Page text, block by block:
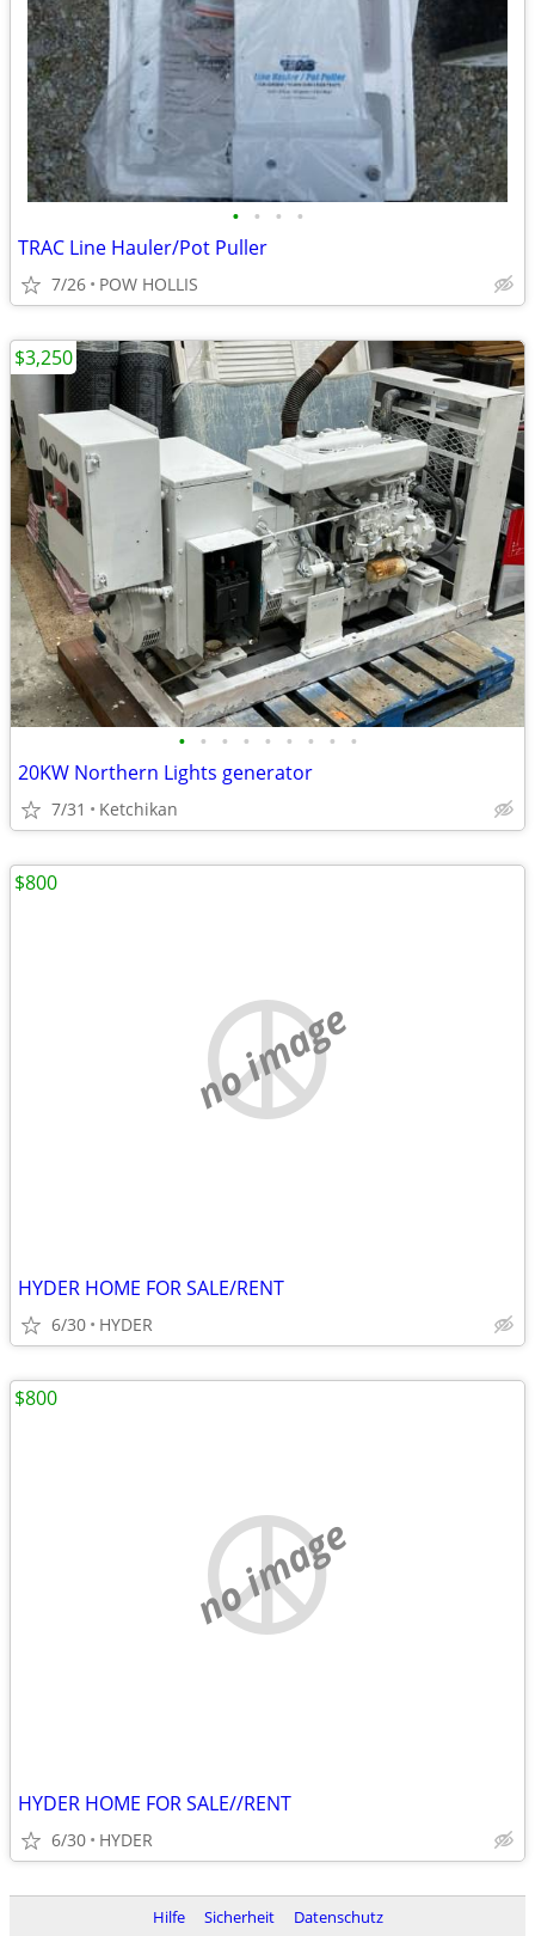
• • • •
TRAC Line Hauler/Pot Puller
7/26 POW HOLLIS
• • • • • • • • •
20KW Northern Lights generator
7/31 Ketchikan
$3,250
no image
HYDER HOME FOR SALE/RENT
6/30 HYDER
$800
no image
HYDER HOME FOR SALE//RENT
6/30 HYDER
$800
Hilfe Sicherheit Datenschutz